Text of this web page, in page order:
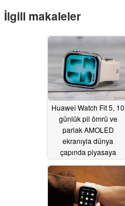
İlgili makaleler
Huawei Watch Fit 5, 10
günlük pil ömrü ve
parlak AMOLED
ekranıyla dünya
çapında piyasaya
sürüldü05/06/2026